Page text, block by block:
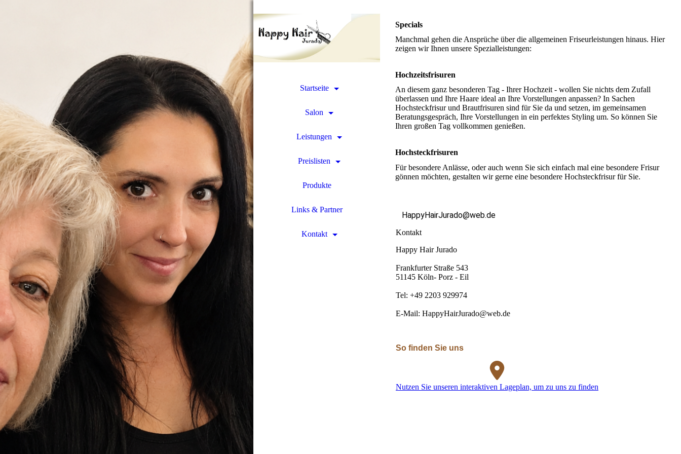
Startseite
Salon
Leistungen
Preislisten
Produkte
Links & Partner
Kontakt
Specials
Manchmal gehen die Ansprüche über die allgemeinen Friseurleistungen hinaus. Hier
zeigen wir Ihnen unsere Spezialleistungen:
Hochzeitsfrisuren
An diesem ganz besonderen Tag - Ihrer Hochzeit - wollen Sie nichts dem Zufall
überlassen und Ihre Haare ideal an Ihre Vorstellungen anpassen? In Sachen
Hochsteckfrisur und Brautfrisuren sind für Sie da und setzen, im gemeinsamen
Beratungsgespräch, Ihre Vorstellungen in ein perfektes Styling um. So können Sie
Ihren großen Tag vollkommen genießen.
Hochsteckfrisuren
Für besondere Anlässe, oder auch wenn Sie sich einfach mal eine besondere Frisur
gönnen möchten, gestalten wir gerne eine besondere Hochsteckfrisur für Sie.
HappyHairJurado@web.de
Kontakt
Happy Hair Jurado
Frankfurter Straße 543
51145 Köln- Porz - Eil
Tel: +49 2203 929974
E-Mail: HappyHairJurado@web.de
So finden Sie uns
Nutzen Sie unseren interaktiven Lageplan, um zu uns zu finden